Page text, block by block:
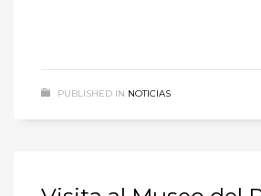
PUBLISHED IN NOTICIAS